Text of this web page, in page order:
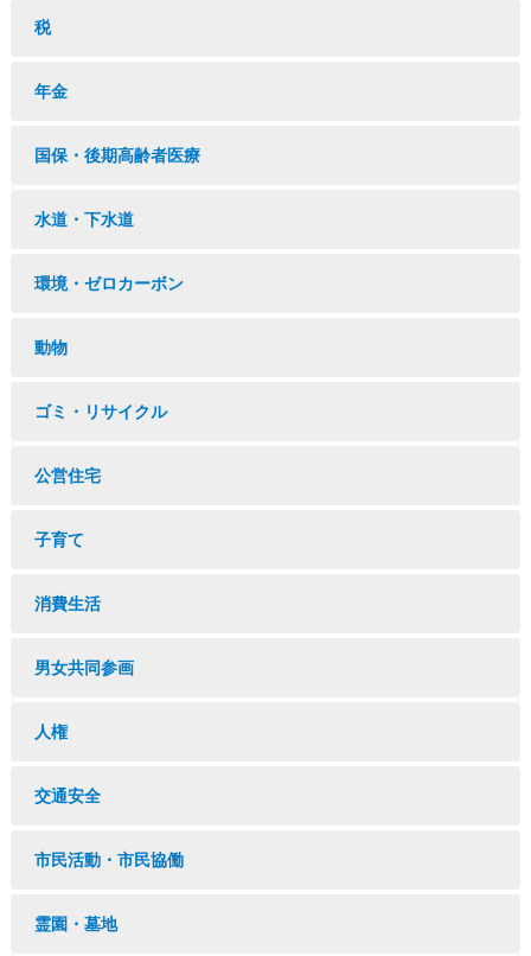
税
年金
国保・後期高齢者医療
水道・下水道
環境・ゼロカーボン
動物
ゴミ・リサイクル
公営住宅
子育て
消費生活
男女共同参画
人権
交通安全
市民活動・市民協働
霊園・墓地